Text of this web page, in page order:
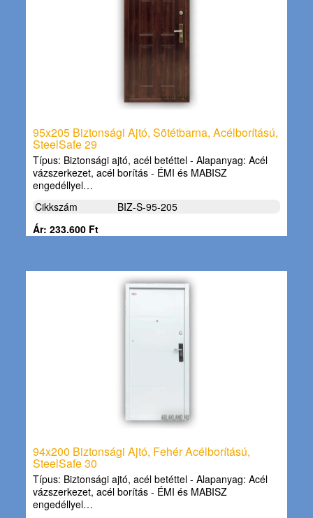
95x205 Biztonsági Ajtó, Sötétbarna, Acélborítású,
SteelSafe 29
Típus: Biztonsági ajtó, acél betéttel - Alapanyag: Acél
vázszerkezet, acél borítás - ÉMI és MABISZ
engedéllyel…
Cikkszám
BIZ-S-95-205
Ár: 233.600 Ft
94x200 Biztonsági Ajtó, Fehér Acélborítású,
SteelSafe 30
Típus: Biztonsági ajtó, acél betéttel - Alapanyag: Acél
vázszerkezet, acél borítás - ÉMI és MABISZ
engedéllyel…